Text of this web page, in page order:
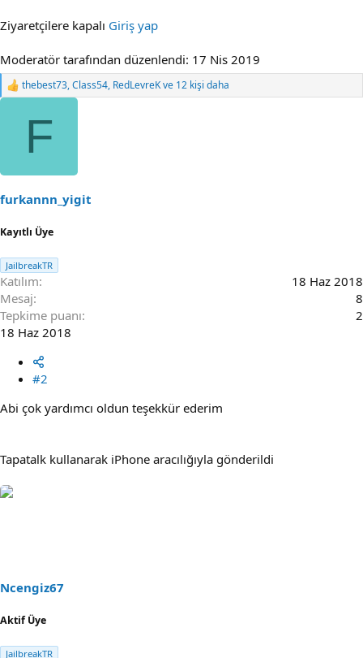
Ziyaretçilere kapalı Giriş yap
Moderatör tarafından düzenlendi: 17 Nis 2019
R
:
thebest73,Class54, RedLevreKve 12 kişi daha
F
furkannn_yigit
Kayıtlı Üye
JailbreakTR
Katılım
18 Haz 2018
Mesaj
8
Tepkime puanı
2
18 Haz 2018
#2
Abi çok yardımcı oldun teşekkür ederim
Tapatalk kullanarak iPhone aracılığıyla gönderildi
Ncengiz67
Aktif Üye
JailbreakTR